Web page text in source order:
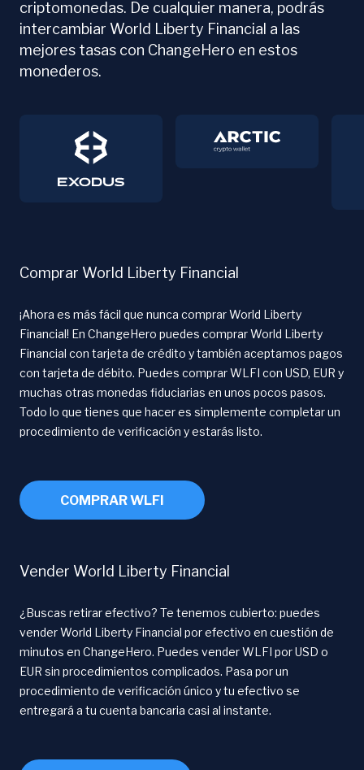
criptomonedas. De cualquier manera, podrás
intercambiar World Liberty Financial a las
mejores tasas con ChangeHero en estos
monederos.
Comprar World Liberty Financial
¡Ahora es más fácil que nunca comprar World Liberty
Financial! En ChangeHero puedes comprar World Liberty
Financial con tarjeta de crédito y también aceptamos pagos
con tarjeta de débito. Puedes comprar WLFI con USD, EUR y
muchas otras monedas fiduciarias en unos pocos pasos.
Todo lo que tienes que hacer es simplemente completar un
procedimiento de verificación y estarás listo.
COMPRAR WLFI
Vender World Liberty Financial
¿Buscas retirar efectivo? Te tenemos cubierto: puedes
vender World Liberty Financial por efectivo en cuestión de
minutos en ChangeHero. Puedes vender WLFI por USD o
EUR sin procedimientos complicados. Pasa por un
procedimiento de verificación único y tu efectivo se
entregará a tu cuenta bancaria casi al instante.